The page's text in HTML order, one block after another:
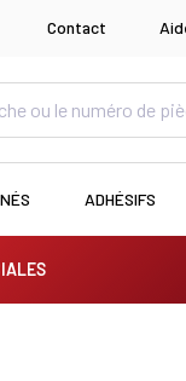
Contact
ADHÉSIFS